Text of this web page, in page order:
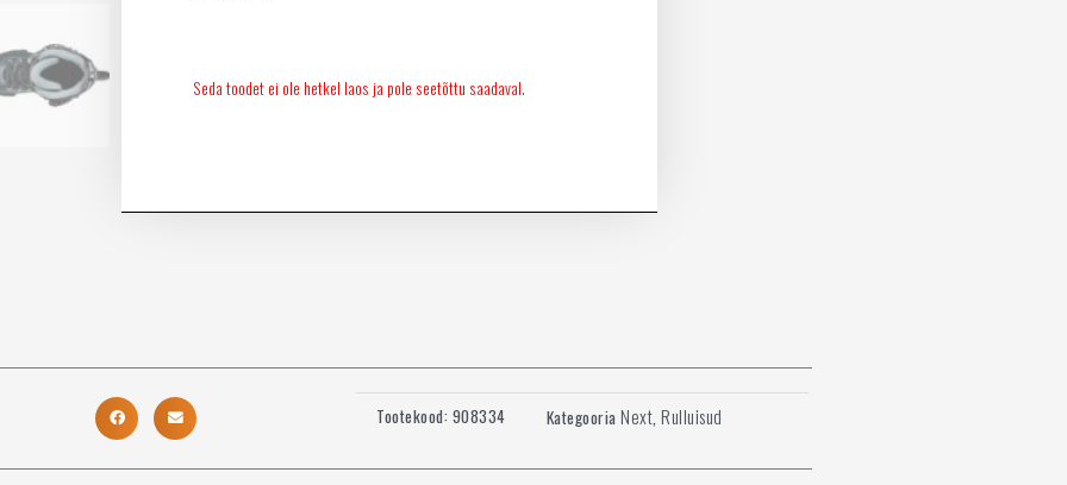
Seda toodet ei ole hetkel laos ja pole seetõttu saadaval.
Tootekood: 908334 Kategooria Next,Rulluisud